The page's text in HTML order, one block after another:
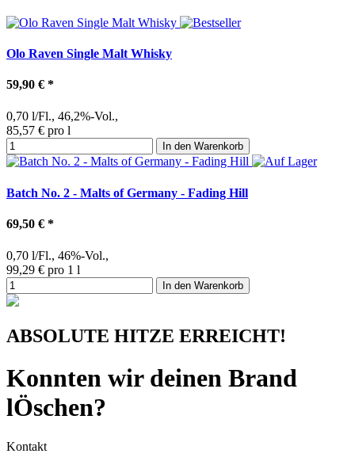
Olo Raven Single Malt Whisky
59,90 € *
0,70 l/Fl., 46,2%-Vol.,
85,57 € pro l
In den Warenkorb
Batch No. 2 - Malts of Germany - Fading Hill
69,50 € *
0,70 l/Fl., 46%-Vol.,
99,29 € pro 1 l
In den Warenkorb
ABSOLUTE HITZE ERREICHT!
Konnten wir deinen Brand
lÖschen?
Kontakt